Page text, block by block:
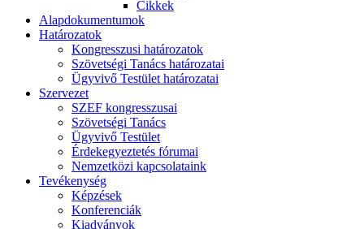
Cikkek
Alapdokumentumok
Határozatok
Kongresszusi határozatok
Szövetségi Tanács határozatai
Ügyvivő Testület határozatai
Szervezet
SZEF kongresszusai
Szövetségi Tanács
Ügyvivő Testület
Érdekegyeztetés fórumai
Nemzetközi kapcsolataink
Tevékenység
Képzések
Konferenciák
Kiadványok